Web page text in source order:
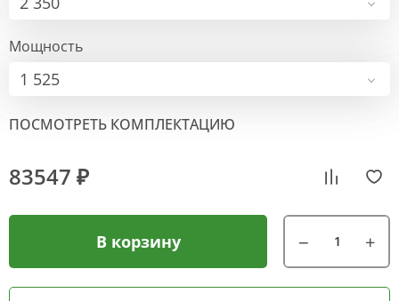
Мощность
1 525
ПОСМОТРЕТЬ КОМПЛЕКТАЦИЮ
83547 ₽
В корзину